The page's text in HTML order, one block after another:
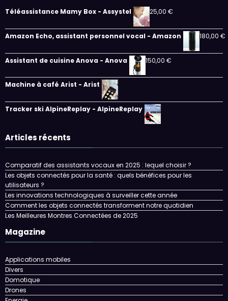
Téléassistance Mamy Box - Assystel 25,00 €
Amazon Echo, assistant personnel vocal - Amazon 180,00 €
Assistant de cuisine Anova - Anova 150,00 €
Machine à café Arist - Arist
Tracker ski AlpineReplay - AlpineReplay
Articles récents
Comparatif des assistants vocaux en 2025 : lequel choisir ?
Les objets connectés pour la santé : quels bénéfices pour les
utilisateurs ?
Les innovations technologiques à surveiller cette année
Comment les objets connectés transforment notre quotidien
Les Meilleures Montres Connectées de 2025
Magazine
Applications mobiles
Divers
Domotique
Drones